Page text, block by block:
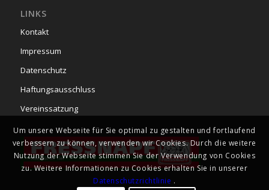
LINKS
Kontakt
Impressum
Datenschutz
Haftungsausschluss
Vereinssatzung
Um unsere Webseite für Sie optimal zu gestalten und fortlaufend
verbessern zu können, verwenden wir Cookies. Durch die weitere
Nutzung der Webseite stimmen Sie der Verwendung von Cookies
zu. Weitere Informationen zu Cookies erhalten Sie in unserer
Datenschutzrichtlinie .